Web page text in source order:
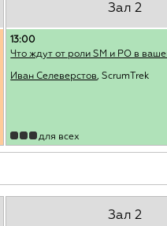
Зал 2
13:00
Что ждут от роли SM и PO в
Иван Селеверстов, ScrumTrek
для всех
Зал 2